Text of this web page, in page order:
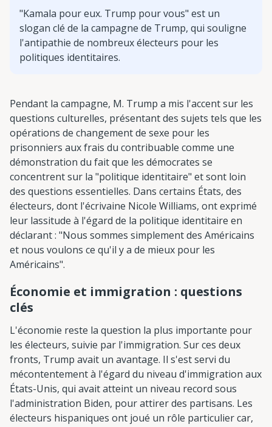
"Kamala pour eux. Trump pour vous" est un
slogan clé de la campagne de Trump, qui souligne
l'antipathie de nombreux électeurs pour les
politiques identitaires.
Pendant la campagne, M. Trump a mis l'accent sur les
questions culturelles, présentant des sujets tels que les
opérations de changement de sexe pour les
prisonniers aux frais du contribuable comme une
démonstration du fait que les démocrates se
concentrent sur la "politique identitaire" et sont loin
des questions essentielles. Dans certains États, des
électeurs, dont l'écrivaine Nicole Williams, ont exprimé
leur lassitude à l'égard de la politique identitaire en
déclarant : "Nous sommes simplement des Américains
et nous voulons ce qu'il y a de mieux pour les
Américains".
Économie et immigration : questions
clés
L'économie reste la question la plus importante pour
les électeurs, suivie par l'immigration. Sur ces deux
fronts, Trump avait un avantage. Il s'est servi du
mécontentement à l'égard du niveau d'immigration aux
États-Unis, qui avait atteint un niveau record sous
l'administration Biden, pour attirer des partisans. Les
électeurs hispaniques ont joué un rôle particulier car,